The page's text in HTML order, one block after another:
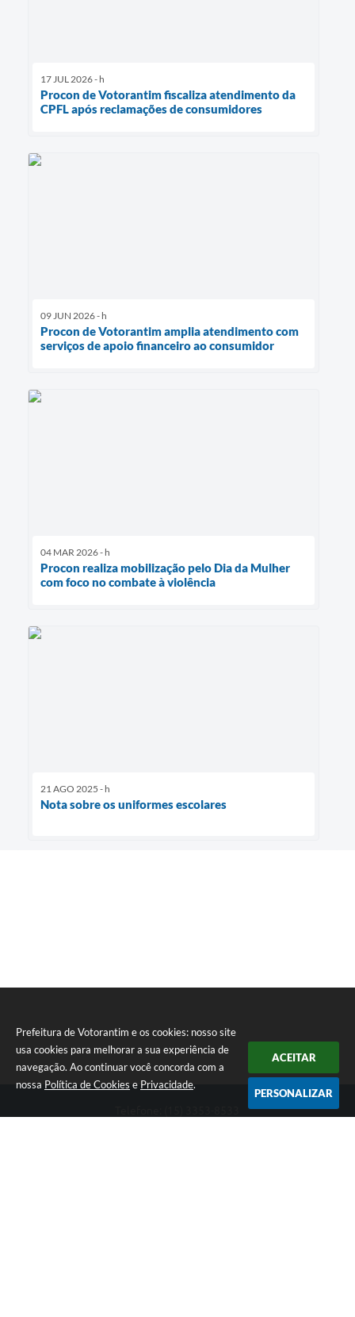
Prefeitura de Votorantim e os cookies: nosso site
usa cookies para melhorar a sua experiência de
navegação. Ao continuar você concorda com a
nossa Política de Cookies e Privacidade.
ACEITAR
PERSONALIZAR
17 JUL 2026 - h
Procon de Votorantim fiscaliza atendimento da
CPFL após reclamações de consumidores
09 JUN 2026 - h
Procon de Votorantim amplia atendimento com
serviços de apoio financeiro ao consumidor
04 MAR 2026 - h
Procon realiza mobilização pelo Dia da Mulher
com foco no combate à violência
21 AGO 2025 - h
Nota sobre os uniformes escolares